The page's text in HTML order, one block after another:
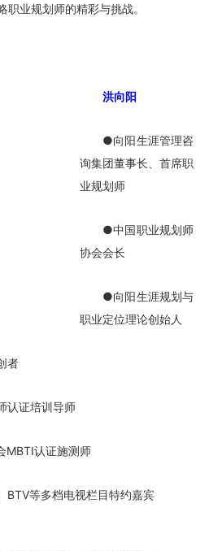
业规划师的精彩与挑战。
洪向阳
●向阳生涯管理咨
询集团董事长、首席职
业规划师
●中国职业规划师
协会会长
●向阳生涯规划与
职业定位理论创始人
者
证培训导师
认证施测师
等多档电视栏目特约嘉宾